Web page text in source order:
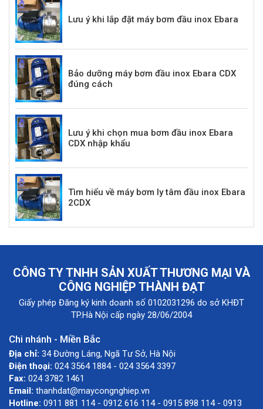
Lưu ý khi lắp đặt máy bơm đầu inox Ebara
Bảo dưỡng máy bơm đầu inox Ebara CDX
đúng cách
Lưu ý khi chọn mua bơm đầu inox Ebara
CDX nhập khẩu
Tìm hiểu về máy bơm ly tâm đầu inox Ebara
2CDX
CÔNG TY TNHH SẢN XUẤT THƯƠNG MẠI VÀ
CÔNG NGHIỆP THÀNH ĐẠT
Giấy phép Đăng ký kinh doanh số 0102031296 do sở KHĐT
TP.Hà Nội cấp ngày 28/06/2004
Chi nhánh - Miền Bắc
Địa chỉ: 34 Đường Láng, Ngã Tư Sở, Hà Nội
Điện thoại: 024 3564 1884 - 024 3564 3397
Fax: 024 3782 1461
Email: thanhdat@maycongnghiep.vn
Hotline: 0911 881 114 - 0912 616 114 - 0915 898 114 - 0913